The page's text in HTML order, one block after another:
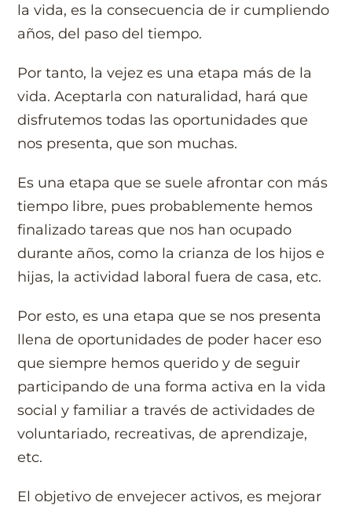
la vida, es la consecuencia de ir cumpliendo
años, del paso del tiempo.
Por tanto, la vejez es una etapa más de la
vida. Aceptarla con naturalidad, hará que
disfrutemos todas las oportunidades que
nos presenta, que son muchas.
Es una etapa que se suele afrontar con más
tiempo libre, pues probablemente hemos
finalizado tareas que nos han ocupado
durante años, como la crianza de los hijos e
hijas, la actividad laboral fuera de casa, etc.
Por esto, es una etapa que se nos presenta
llena de oportunidades de poder hacer eso
que siempre hemos querido y de seguir
participando de una forma activa en la vida
social y familiar a través de actividades de
voluntariado, recreativas, de aprendizaje,
etc.
El objetivo de envejecer activos, es mejorar